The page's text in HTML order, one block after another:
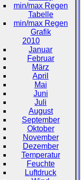
min/max Regen
Tabelle
min/max Regen
Grafik
2010
Januar
Februar
März
April
Mai
Juni
Juli
August
September
Oktober
November
Dezember
Temperatur
Feuchte
Luftdruck